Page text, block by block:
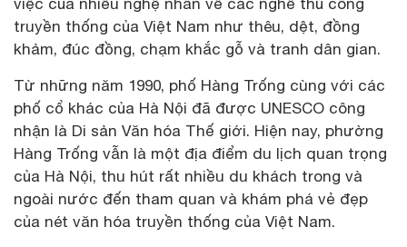
truyền thống của Việt Nam như thêu, dệt, đồng
khảm, đúc đồng, chạm khắc gỗ và tranh dân gian.
Từ những năm 1990, phố Hàng Trống cùng với các
phố cổ khác của Hà Nội đã được UNESCO công
nhận là Di sản Văn hóa Thế giới. Hiện nay, phường
Hàng Trống vẫn là một địa điểm du lịch quan trọng
của Hà Nội, thu hút rất nhiều du khách trong và
ngoài nước đến tham quan và khám phá vẻ đẹp
của nét văn hóa truyền thống của Việt Nam.